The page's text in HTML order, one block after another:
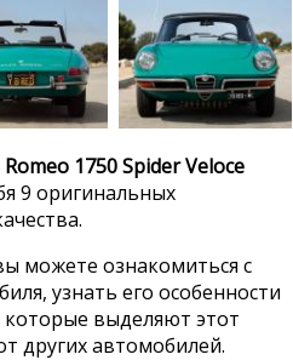
1750 Spider Veloce
9 оригинальных
можете ознакомиться с
узнать его особенности
выделяют этот
других автомобилей.